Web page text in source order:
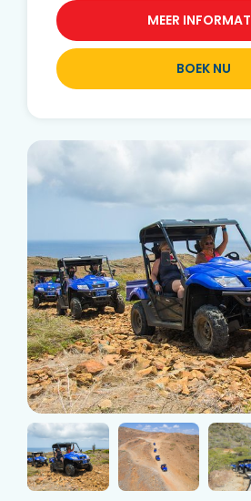
MEER
BOEK NU